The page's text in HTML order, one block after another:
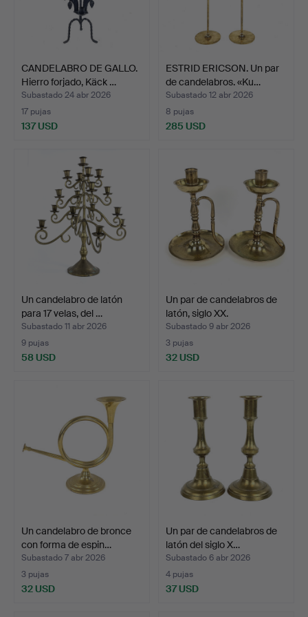
CANDELABRO DE GALLO.
Hierro forjado, Käck …
Subastado 24 abr 2026
17 pujas
137 USD
ESTRID ERICSON. Un par
de candelabros. «Ku…
Subastado 12 abr 2026
8 pujas
285 USD
Un candelabro de latón
para 17 velas, del …
Subastado 11 abr 2026
9 pujas
58 USD
Un par de candelabros de
latón, siglo XX.
Subastado 9 abr 2026
3 pujas
32 USD
Un candelabro de bronce
con forma de espin…
Subastado 7 abr 2026
3 pujas
32 USD
Un par de candelabros de
latón del siglo X…
Subastado 6 abr 2026
4 pujas
37 USD